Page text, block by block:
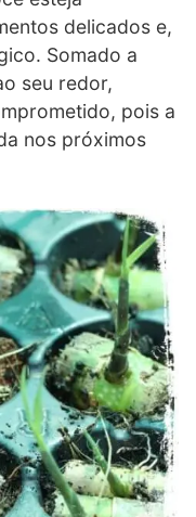
delicados e,
Somado a
seu redor,
pois a
nos próximos